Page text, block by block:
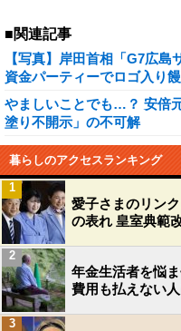
■関連記事
【写真】岸田首相「G7広
資金パーティーでロゴ入り
やましいことでも…？ 安倍
塗り不開示」の不可解
暮らしのアクセスランキング
愛子さまのリン
の表れ 皇室典範
1
年金生活者を悩
費用も払えない
2
3